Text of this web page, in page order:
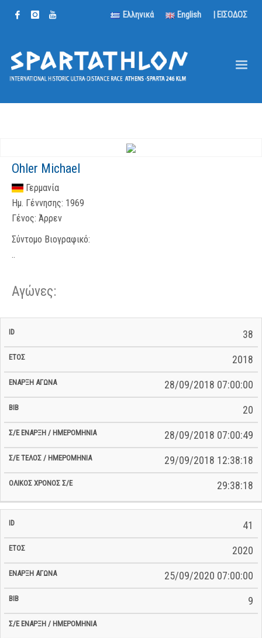
Ελληνικά English | ΕΙΣΟΔΟΣ
Ohler Michael
Γερμανία
Ημ. Γέννησης: 1969
Γένος: Άρρεν
Σύντομο Βιογραφικό:
..
Αγώνες:
Αγώνα
Ημερομηνία
38
2018
28/09/2018 07:00:00
20
28/09/2018 07:00:49
29/09/2018 12:38:18
29:38:18
41
2020
25/09/2020 07:00:00
9